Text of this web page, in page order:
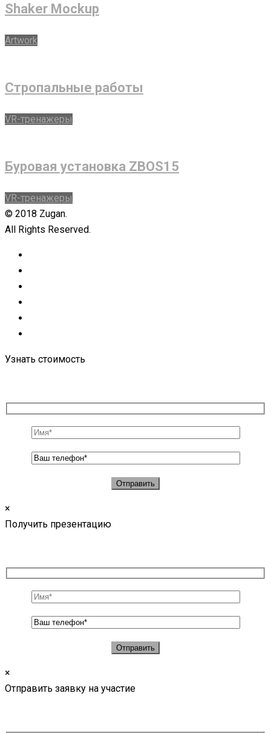
Shaker Mockup
Artwork
Стропальные работы
VR-тренажеры
Буровая установка ZBOS15
VR-тренажеры
© 2018 Zugan.
All Rights Reserved.
Узнать стоимость
×
Получить презентацию
×
Отправить заявку на участие